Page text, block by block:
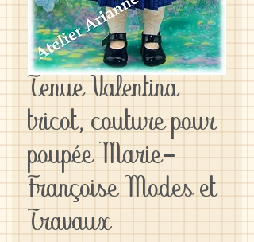
Tenue Valentina
tricot, couture pour
poupée Marie-
Françoise Modes et
Travaux